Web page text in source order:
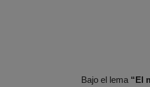
Bajo el lema “El